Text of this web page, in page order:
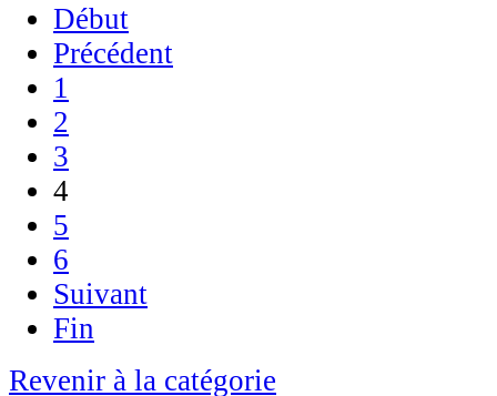
Début
Précédent
1
2
3
4
5
6
Suivant
Fin
Revenir à la catégorie